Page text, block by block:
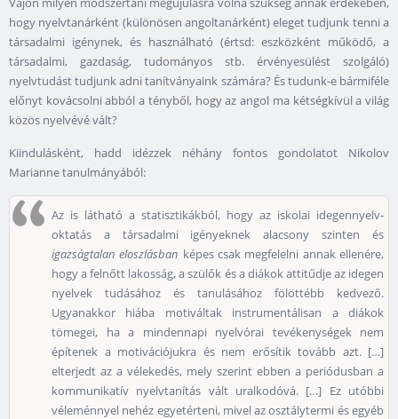
hogy nyelvtanárként (különösen angoltanárként) eleget tudjunk tenni a
társadalmi igénynek, és használható (értsd: eszközként működő, a
társadalmi, gazdaság, tudományos stb. érvényesülést szolgáló)
nyelvtudást tudjunk adni tanítványaink számára? És tudunk-e bármiféle
előnyt kovácsolni abból a tényből, hogy az angol ma kétségkívül a világ
közös nyelvévé vált?
Kiindulásként, hadd idézzek néhány fontos gondolatot Nikolov
Marianne tanulmányából:
Az is látható a statisztikákból, hogy az iskolai idegennyelv-
oktatás a társadalmi igényeknek alacsony szinten és
igazságtalan eloszlásban képes csak megfelelni annak ellenére,
hogy a felnőtt lakosság, a szülők és a diákok attitűdje az idegen
nyelvek tudásához és tanulásához fölöttébb kedvező.
Ugyanakkor hiába motiváltak instrumentálisan a diákok
tömegei, ha a mindennapi nyelvórai tevékenységek nem
építenek a motivációjukra és nem erősítik tovább azt. […]
elterjedt az a vélekedés, mely szerint ebben a periódusban a
kommunikatív nyelvtanítás vált uralkodóvá. […] Ez utóbbi
véleménnyel nehéz egyetérteni, mivel az osztálytermi és egyéb